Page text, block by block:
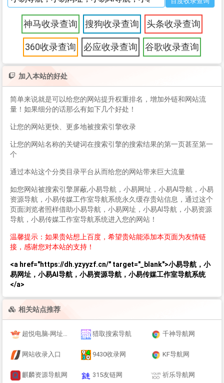
神马收录查询 搜狗收录查询 头条收录查询
360收录查询 必应收录查询 谷歌收录查询
加入本站的好处
简单来说就是可以给您的网站提升权重排名，增加外链和网站流
量！如果细分的话那么有如下几个好处！
让您的网站更快、更多地被搜索引擎收录
让您的网站名称的关键词在搜索引擎的搜索结果的第一页甚至第一
个
通过本站这个分类目录平台从而给您的网站带来巨大流量
如您网站被搜索引擎屏蔽,小易导航，小易网址，小易AI导航，小易
资源导航，小易传媒工作室导航系统永久缓存贵站信息，通过这个
页面浏览者照样借助小易导航，小易网址，小易AI导航，小易资源
导航，小易传媒工作室导航系统进入您的网站！
温馨提示：如果贵站想上百度，希望贵站能添加本页面为友情链
接，感谢您对本站的支持！
<a href="https://dh.yzyyzf.cn/" target="_blank">小易导航，小
易网址，小易AI导航，小易资源导航，小易传媒工作室导航系统
</a>
相关站点推荐
超悦电脑-网址之家 猎取搜索导航 千神导航网
网站收录入口 9430收录网 KF导航网
麒麟资源导航网 315友链网 祈乐导航网